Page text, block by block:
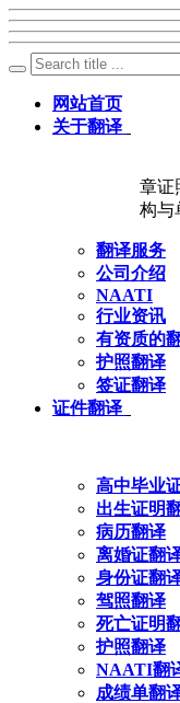
网站首页
关于翻译
章证
构与
翻译服务
公司介绍
NAATI
行业资讯
有资质的
护照翻译
签证翻译
证件翻译
高中毕业
出生证明
病历翻译
离婚证翻
身份证翻
驾照翻译
死亡证明
护照翻译
NAATI翻
成绩单翻